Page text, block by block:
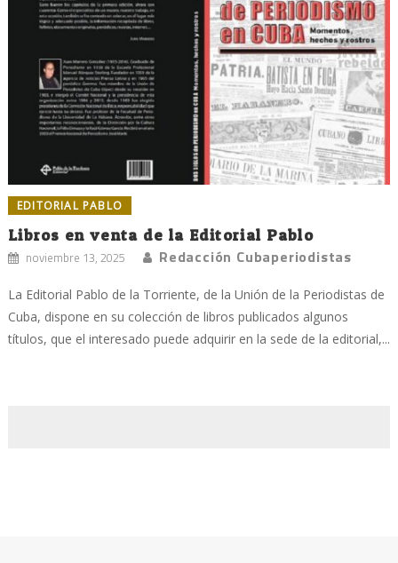
EDITORIAL PABLO
Libros en venta de la Editorial Pablo
noviembre 13, 2025 Redacción Cubaperiodistas
La Editorial Pablo de la Torriente, de la Unión de la Periodistas de
Cuba, dispone en su colección de libros publicados algunos
títulos, que el interesado puede adquirir en la sede de la editorial,...